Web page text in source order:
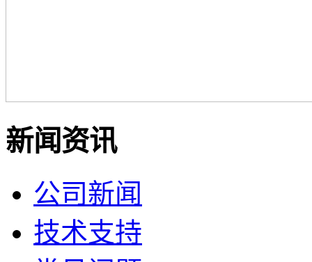
新闻资讯
公司新闻
技术支持